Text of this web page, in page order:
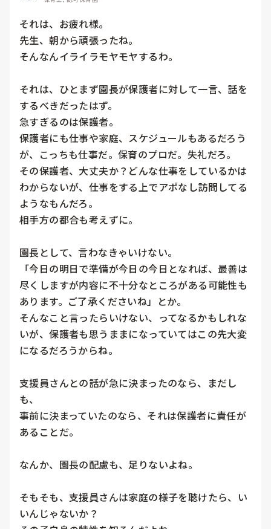
それは、お疲れ様。
先生、朝から頑張ったね。
そんなんイライラモヤモヤするわ。
それは、ひとまず園長が保護者に対して一言、話を
するべきだったはず。
急すぎるのは保護者。
保護者にも仕事や家庭、スケジュールもあるだろう
が、こっちも仕事だ。保育のプロだ。失礼だろ。
その保護者、大丈夫か？どんな仕事をしているかは
わからないが、仕事をする上でアポなし訪問してる
ようなもんだろ。
相手方の都合も考えずに。
園長として、言わなきゃいけない。
「今日の明日で準備が今日の今日となれば、最善は
尽くしますが内容に不十分なところがある可能性も
あります。ご了承くださいね」とか。
そんなこと言ったらいけない、ってなるかもしれな
いが、保護者も思うままになっていてはこの先大変
になるだろうからね。
支援員さんとの話が急に決まったのなら、まだし
も、
事前に決まっていたのなら、それは保護者に責任が
あることだ。
なんか、園長の配慮も、足りないよね。
そもそも、支援員さんは家庭の様子を聴けたら、い
いんじゃないか？